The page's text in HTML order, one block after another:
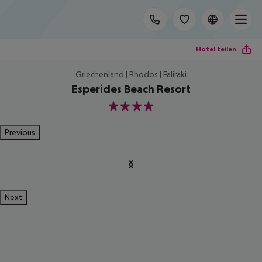
Hotel teilen
Griechenland | Rhodos | Faliraki
Esperides Beach Resort
4
Previous
Next